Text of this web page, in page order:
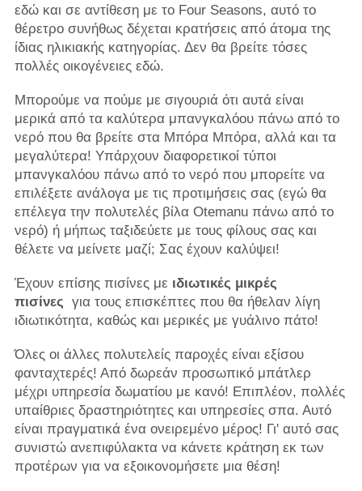
εδώ και σε αντίθεση με το Four Seasons, αυτό το
θέρετρο συνήθως δέχεται κρατήσεις από άτομα της
ίδιας ηλικιακής κατηγορίας. Δεν θα βρείτε τόσες
πολλές οικογένειες εδώ.
Μπορούμε να πούμε με σιγουριά ότι αυτά είναι
μερικά από τα καλύτερα μπανγκαλόου πάνω από το
νερό που θα βρείτε στα Μπόρα Μπόρα, αλλά και τα
μεγαλύτερα! Υπάρχουν διαφορετικοί τύποι
μπανγκαλόου πάνω από το νερό που μπορείτε να
επιλέξετε ανάλογα με τις προτιμήσεις σας (εγώ θα
επέλεγα την πολυτελές βίλα Otemanu πάνω από το
νερό) ή μήπως ταξιδεύετε με τους φίλους σας και
θέλετε να μείνετε μαζί; Σας έχουν καλύψει!
Έχουν επίσης πισίνες με ιδιωτικές μικρές
πισίνες για τους επισκέπτες που θα ήθελαν λίγη
ιδιωτικότητα, καθώς και μερικές με γυάλινο πάτο!
Όλες οι άλλες πολυτελείς παροχές είναι εξίσου
φανταχτερές! Από δωρεάν προσωπικό μπάτλερ
μέχρι υπηρεσία δωματίου με κανό! Επιπλέον, πολλές
υπαίθριες δραστηριότητες και υπηρεσίες σπα. Αυτό
είναι πραγματικά ένα ονειρεμένο μέρος! Γι' αυτό σας
συνιστώ ανεπιφύλακτα να κάνετε κράτηση εκ των
προτέρων για να εξοικονομήσετε μια θέση!